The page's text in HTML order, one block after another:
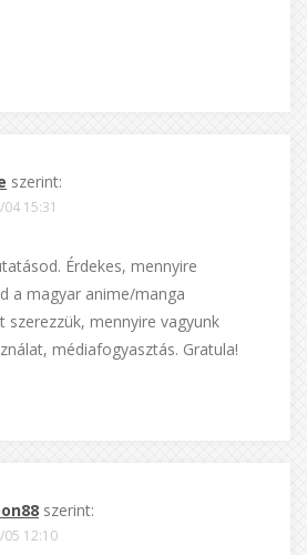
szerint:
15:31
Érdekes, mennyire
a magyar anime/manga
szerezzük, mennyire vagyunk
médiafogyasztás. Gratula!
szerint:
12:10